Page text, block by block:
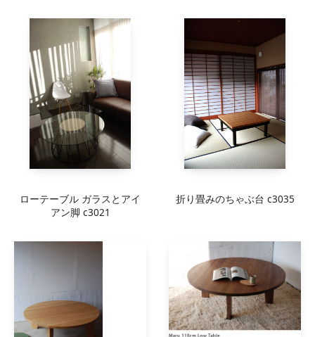
ローテーブル ガラスとアイ
アン脚 c3021
折り畳みのちゃぶ台 c3035